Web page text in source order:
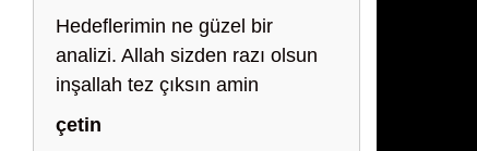
Hedeflerimin ne güzel bir
analizi. Allah sizden razı olsun
inşallah tez çıksın amin
çetin